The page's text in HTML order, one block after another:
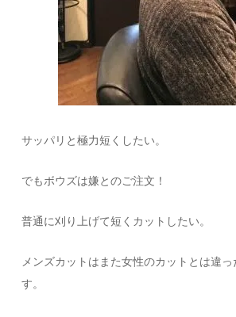
サッパリと極力短くしたい。
でもボウズは嫌とのご注文！
普通に刈り上げて短くカットしたい。
メンズカットはまた女性のカットとは違
す。